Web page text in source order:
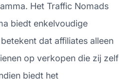
Het Traffic Nomads
biedt enkelvoudige
dat affiliates alleen
op verkopen die zij zelf
biedt het